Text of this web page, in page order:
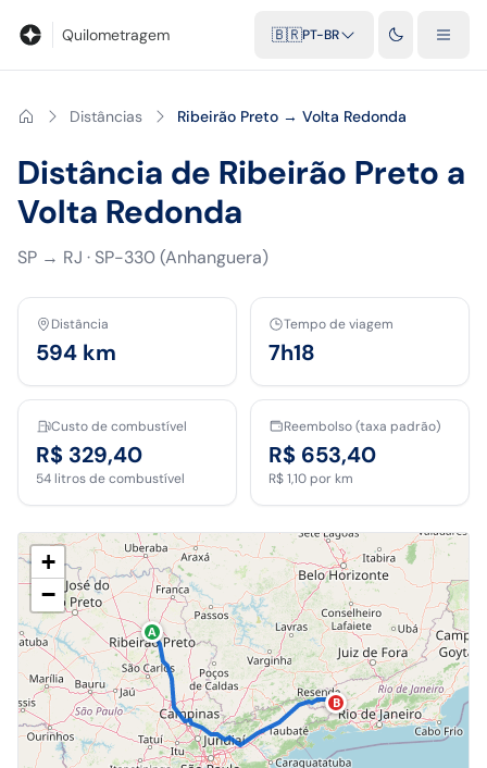
Quilometragem 🇧🇷PT-BR
Distâncias Ribeirão Preto → Volta Redonda
Distância de Ribeirão Preto a
Volta Redonda
SP → RJ · SP-330 (Anhanguera)
Distância
594 km
Tempo de viagem
7h18
Custo de combustível
R$ 329,40
54 litros de combustível
Reembolso (taxa padrão)
R$ 653,40
R$ 1,10 por km
A
B
+
−